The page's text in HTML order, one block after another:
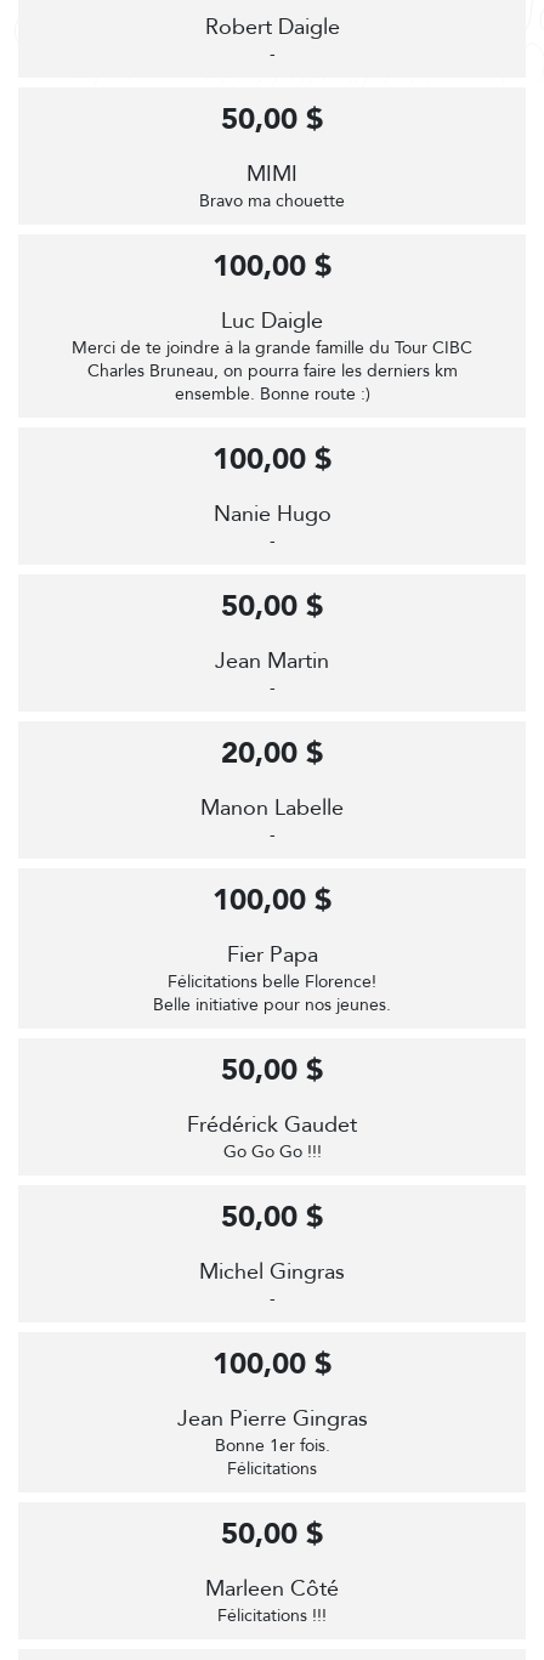
Robert Daigle
-
MIMI
Bravo ma chouette
50,00 $
Luc Daigle
Merci de te joindre à la grande famille du Tour CIBC
Charles Bruneau, on pourra faire les derniers km
ensemble. Bonne route :)
100,00 $
Nanie Hugo
-
100,00 $
Jean Martin
-
50,00 $
Manon Labelle
-
20,00 $
Fier Papa
Félicitations belle Florence!
Belle initiative pour nos jeunes.
100,00 $
Frédérick Gaudet
Go Go Go !!!
50,00 $
Michel Gingras
-
50,00 $
Jean Pierre Gingras
Bonne 1er fois.
Félicitations
100,00 $
Marleen Côté
Félicitations !!!
50,00 $